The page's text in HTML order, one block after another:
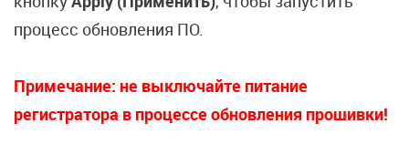
процесс обновления ПО.
Примечание: не выключайте питание
регистратора в процессе обновления прошивки!